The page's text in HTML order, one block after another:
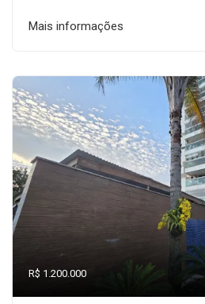
Mais informações
R$ 1.200.000